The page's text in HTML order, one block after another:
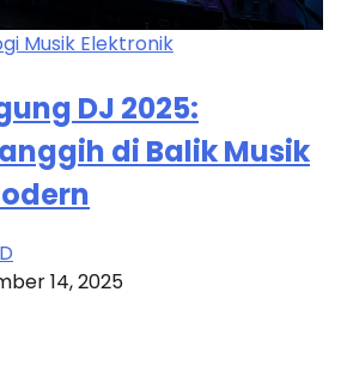
Musik Elektronik
DJ 2025:
di Balik Musik
14, 2025